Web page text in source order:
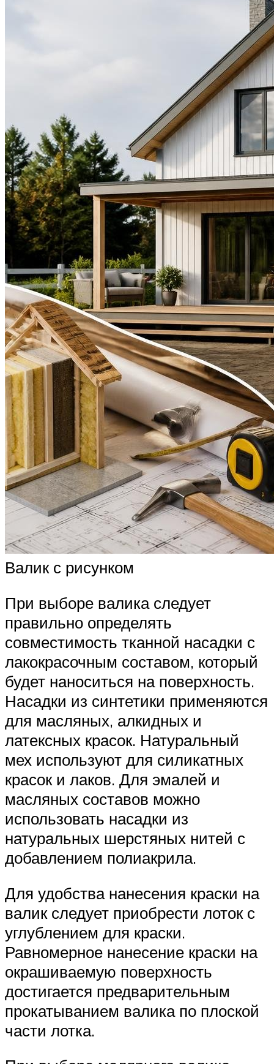
Валик с рисунком
При выборе валика следует
правильно определять
совместимость тканной насадки с
лакокрасочным составом, который
будет наноситься на поверхность.
Насадки из синтетики применяются
для масляных, алкидных и
латексных красок. Натуральный
мех используют для силикатных
красок и лаков. Для эмалей и
масляных составов можно
использовать насадки из
натуральных шерстяных нитей с
добавлением полиакрила.
Для удобства нанесения краски на
валик следует приобрести лоток с
углублением для краски.
Равномерное нанесение краски на
окрашиваемую поверхность
достигается предварительным
прокатыванием валика по плоской
части лотка.